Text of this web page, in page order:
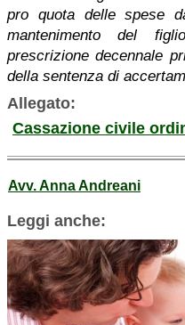
pro quota delle spese
mantenimento del
prescrizione decennale
della sentenza di
Allegato:
Cassazione civile
Avv. Anna Andreani
Leggi anche: